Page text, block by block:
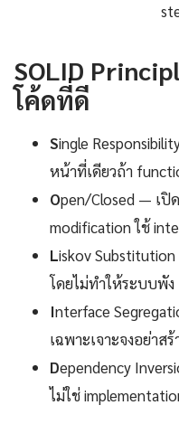
SOLID
โค้ดที่ดี
Single
หน้าที่เดียวถ้า
Open/Closed — เปิ
modification ใช้
Liskov
โดยไม่ทำให้ระบบพัง
Interface
เฉพาะเจาะจงอย่าส
Dependency
ไม่ใช่